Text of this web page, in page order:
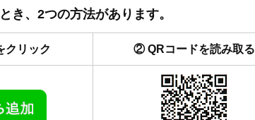
き、2つの方法があります。
クリック ② QRコードを読み取る